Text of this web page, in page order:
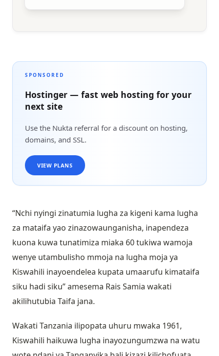
SPONSORED
Hostinger — fast web hosting for your
next site
Use the Nukta referral for a discount on hosting,
domains, and SSL.
VIEW PLANS
“Nchi nyingi zinatumia lugha za kigeni kama lugha
za mataifa yao zinazowaunganisha, inapendeza
kuona kuwa tunatimiza miaka 60 tukiwa wamoja
wenye utambulisho mmoja na lugha moja ya
Kiswahili inayoendelea kupata umaarufu kimataifa
siku hadi siku” amesema Rais Samia wakati
akilihutubia Taifa jana.
Wakati Tanzania ilipopata uhuru mwaka 1961,
Kiswahili haikuwa lugha inayozungumzwa na watu